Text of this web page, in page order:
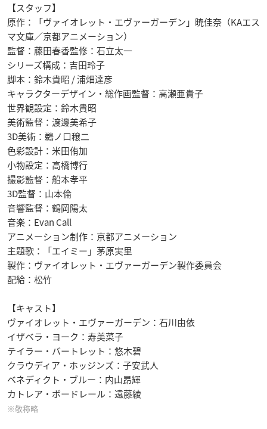
【スタッフ】
原作：「ヴァイオレット・エヴァーガーデン」暁佳奈（KAエス
マ文庫／京都アニメーション）
監督：藤田春香監修：石立太一
シリーズ構成：吉田玲子
脚本：鈴木貴昭 / 浦畑達彦
キャラクターデザイン・総作画監督：高瀬亜貴子
世界観設定：鈴木貴昭
美術監督：渡邊美希子
3D美術：鵜ノ口穣二
色彩設計：米田侑加
小物設定：高橋博行
撮影監督：船本孝平
3D監督：山本倫
音響監督：鶴岡陽太
音楽：Evan Call
アニメーション制作：京都アニメーション
主題歌：「エイミー」茅原実里
製作：ヴァイオレット・エヴァーガーデン製作委員会
配給：松竹
【キャスト】
ヴァイオレット・エヴァーガーデン：石川由依
イザベラ・ヨーク：寿美菜子
テイラー・バートレット：悠木碧
クラウディア・ホッジンズ：子安武人
ベネディクト・ブルー：内山昂輝
カトレア・ボードレール：遠藤綾
※敬称略